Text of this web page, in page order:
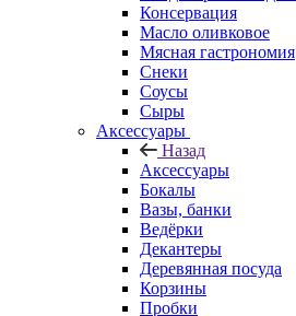
Консервация
Масло оливковое
Мясная гастрономия
Снеки
Соусы
Сыры
Аксессуары
Назад
Аксессуары
Бокалы
Вазы, банки
Ведёрки
Декантеры
Деревянная посуда
Корзины
Пробки